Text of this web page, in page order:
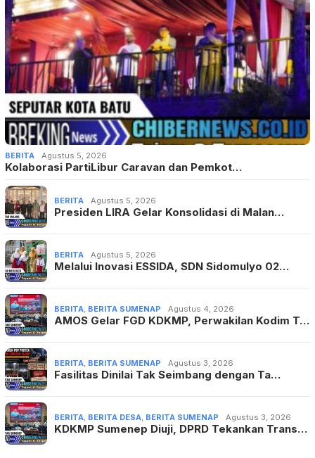
BERITA Agustus 5, 2026
Kolaborasi PartiLibur Caravan dan Pemkot…
BERITA Agustus 5, 2026
Presiden LIRA Gelar Konsolidasi di Malan…
BERITA Agustus 5, 2026
Melalui Inovasi ESSIDA, SDN Sidomulyo 02…
BERITA, BERITA SUMENAP Agustus 4, 2026
AMOS Gelar FGD KDKMP, Perwakilan Kodim T…
BERITA, BERITA SUMENAP Agustus 3, 2026
Fasilitas Dinilai Tak Seimbang dengan Ta…
BERITA, BERITA DESA, BERITA SUMENAP Agustus 3, 2026
KDKMP Sumenep Diuji, DPRD Tekankan Trans…